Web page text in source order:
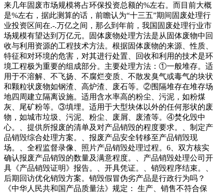
来几年固废市场规模将占环保投资总额的%左右。而目前大概
是%左右，据此测算的话，前瞻认为“十三五”期间固废处理行
业投资区间在.-.万亿之间，那么到年前，我国固废处理行业市
场规模有望达到万亿元。固体废物处理方法是从固体废物中回
收与利用资源的工程技术方法。根据固体废物的来源、性质、
特征和对环境的危害，对其进行处置、回收和利用的技术是环
境工程极为重要的组成部分。主要处理方法：①一般堆存。适
用于不溶解、不飞扬、不腐烂变质、不散发臭气或毒气的块状
和颗粒状废物如钢渣、高炉渣、废石等。②围隔堆存在堆存场
地四周建立隔离设施。适用含水率高的粉尘、污泥，如粉煤
灰、尾矿粉等。③填埋。适用于大型块体以外的任何形状的废
物，如城市垃圾、污泥、粉尘、废屑、废渣等。④焚化毁中
心。、提供所报废的清单及对产品销毁的程度要求。、制定产
品销毁综合处理方案。、报废产品安全转移至产品销毁现
场。、全程监督录像、照片产品销毁处理过程。6、双方核实
确认报废产品销毁的数量及满意程度。、产品销毁处理公司开
具《产品销毁证明》报告。、开具凭证。、销毁程序结束。、
后期回访优化销毁方案。销毁假冒伪劣产品是行政行为吗？
《中华人民共和国产品质量法》规定： 生产、销售不符合保